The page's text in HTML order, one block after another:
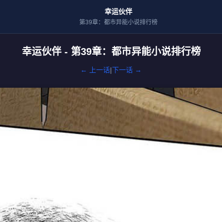
幸运伙伴
第39章：都市异能小说排行榜
幸运伙伴 - 第39章：都市异能小说排行榜
← 上一话|下一话 →